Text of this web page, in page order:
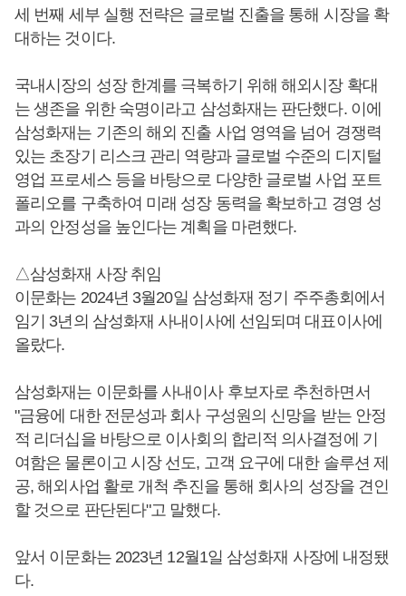
세 번째 세부 실행 전략은 글로벌 진출을 통해 시장을 확
대하는 것이다.
국내시장의 성장 한계를 극복하기 위해 해외시장 확대
는 생존을 위한 숙명이라고 삼성화재는 판단했다. 이에
삼성화재는 기존의 해외 진출 사업 영역을 넘어 경쟁력
있는 초장기 리스크 관리 역량과 글로벌 수준의 디지털
영업 프로세스 등을 바탕으로 다양한 글로벌 사업 포트
폴리오를 구축하여 미래 성장 동력을 확보하고 경영 성
과의 안정성을 높인다는 계획을 마련했다.
△삼성화재 사장 취임
이문화는 2024년 3월20일 삼성화재 정기 주주총회에서
임기 3년의 삼성화재 사내이사에 선임되며 대표이사에
올랐다.
삼성화재는 이문화를 사내이사 후보자로 추천하면서
"금융에 대한 전문성과 회사 구성원의 신망을 받는 안정
적 리더십을 바탕으로 이사회의 합리적 의사결정에 기
여함은 물론이고 시장 선도, 고객 요구에 대한 솔루션 제
공, 해외사업 활로 개척 추진을 통해 회사의 성장을 견인
할 것으로 판단된다"고 말했다.
앞서 이문화는 2023년 12월1일 삼성화재 사장에 내정됐
다.